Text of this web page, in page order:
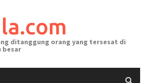
ditanggung orang yang tersesat di
besar